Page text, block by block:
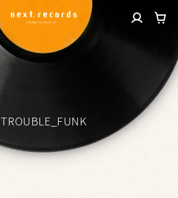
TROUBLE_FUNK
グ
イ
ー